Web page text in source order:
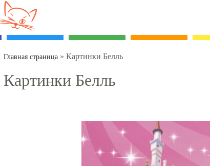
Главная страница » Картинки Белль
Картинки Белль